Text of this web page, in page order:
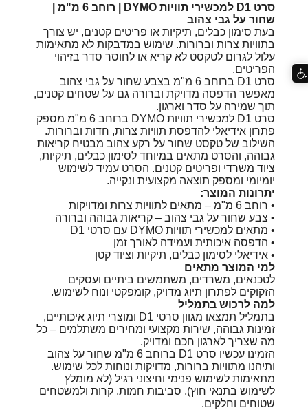
סרט D1 למכשירי תוויות DYMO | רוחב 6 מ"מ |
שחור על גבי צהוב
בעת סימון כבלים, תיקיות או פריטים קטנים, יש צורך
בתוויות צרות וברורות. שימוש במדבקות לא מתאימות
עלול לגרום לטקסט לא קריא או לחוסר סדר בזיהוי
הפריטים.
סרט D1 ברוחב 6 מ"מ בצבע שחור על גבי צהוב
מאפשר הדפסה מדויקת וברורה גם על שטחים קטנים,
תוך שמירה על סדר וארגון.
סרט D1 למכשירי תוויות DYMO ברוחב 6 מ"מ מספק
פתרון אידיאלי להדפסת תוויות צרות, חדות וברורות.
השילוב של טקסט שחור על רקע צהוב מבטיח קריאות
גבוהה, והסרט מתאים במיוחד לסימון כבלים, תיקיות,
ציוד משרדי ופריטים קטנים. הסרט עמיד לשימוש
יומיומי ומספק תוצאה מקצועית ונקייה.
יתרונות המוצר:
• רוחב 6 מ"מ – מתאים לתוויות צרות ומדויקות
• צבע שחור על גבי צהוב – קריאות גבוהה וברורה
• מתאים למכשירי תוויות DYMO עם סרטי D1
• הדפסה איכותית ועמידה לאורך זמן
• אידיאלי לסימון כבלים, תיקיות וציוד קטן
למי המוצר מתאים
לטכנאים, משרדים, משתמשים ביתיים ועסקים
הזקוקים לפתרון תיוג מדויק, קומפקטי ונוח לשימוש.
למה לרכוש בתמליל
בתמליל תמצאו מגוון סרטי D1 ומוצרי תיוג איכותיים,
זמינות גבוהה, שירות מקצועי ומחירים משתלמים – כל
מה שצריך לארגון חכם ומדויק.
הזמינו עכשיו סרט D1 ברוחב 6 מ"מ שחור על צהוב
ותיהנו מתוויות ברורות, מדויקות ונוחות לכל שימוש.
מתאימות לשימוש פנימי וחיצוני רגיל (לא מומלץ
לשימוש בתנאי חוץ), סביבות חמות, קרות ולמשטחים
שטוחים וחלקים.